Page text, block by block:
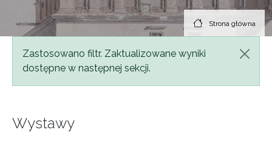
Strona główna
Komunikat
Zastosowano filtr. Zaktualizowane wyniki
dostępne w następnej sekcji.
Wystawy